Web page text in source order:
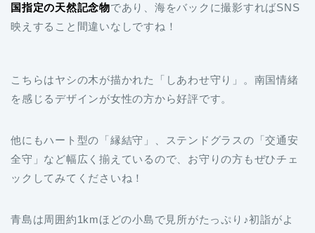
国指定の天然記念物であり、海をバックに撮影すればSNS
映えすること間違いなしですね！
こちらはヤシの木が描かれた「しあわせ守り」。南国情緒
を感じるデザインが女性の方から好評です。
他にもハート型の「縁結守」、ステンドグラスの「交通安
全守」など幅広く揃えているので、お守りの方もぜひチェ
ックしてみてくださいね！
青島は周囲約1kmほどの小島で見所がたっぷり♪初詣がよ